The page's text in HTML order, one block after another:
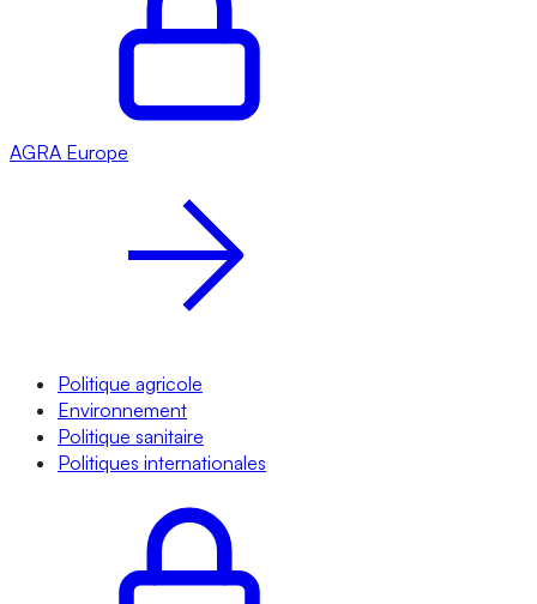
AGRA Europe
Politique agricole
Environnement
Politique sanitaire
Politiques internationales